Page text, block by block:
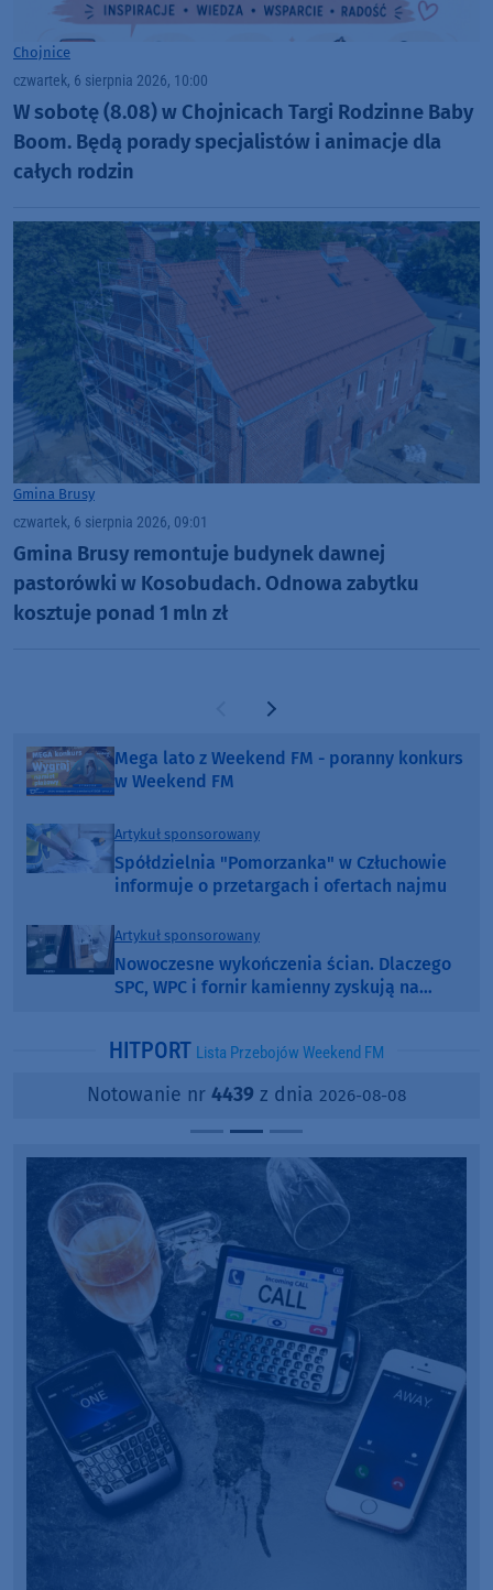
Chojnice
czwartek, 6 sierpnia 2026, 10:00
W sobotę (8.08) w Chojnicach Targi Rodzinne Baby
Boom. Będą porady specjalistów i animacje dla
całych rodzin
Gmina Brusy
czwartek, 6 sierpnia 2026, 09:01
Gmina Brusy remontuje budynek dawnej
pastorówki w Kosobudach. Odnowa zabytku
kosztuje ponad 1 mln zł
Poprzednia strona
Następna strona
Mega lato z Weekend FM - poranny konkurs
w Weekend FM
Artykuł sponsorowany
Spółdzielnia "Pomorzanka" w Człuchowie
informuje o przetargach i ofertach najmu
Artykuł sponsorowany
Nowoczesne wykończenia ścian. Dlaczego
SPC, WPC i fornir kamienny zyskują na
HITPORT Lista Przebojów Weekend FM
Notowanie nr 4439 z dnia 2026-08-08